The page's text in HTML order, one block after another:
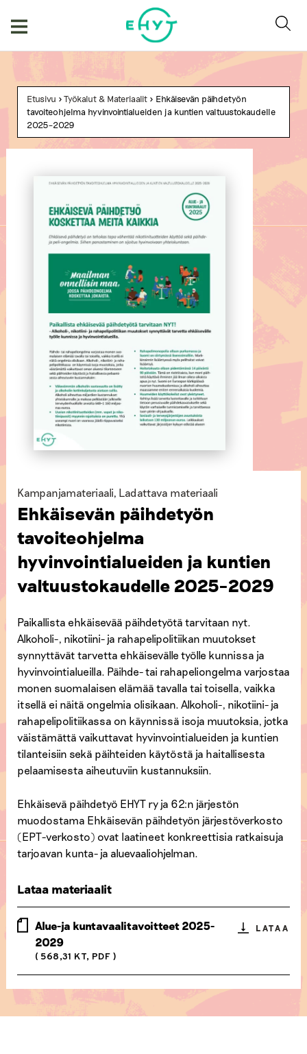
Etusivu >Työkalut & Materiaalit> Ehkäisevän päihdetyön
tavoiteohjelma hyvinvointialueiden ja kuntien valtuustokaudelle
2025–2029
Kampanjamateriaali, Ladattava materiaali
Ehkäisevän päihdetyön
tavoiteohjelma
hyvinvointialueiden ja kuntien
valtuustokaudelle 2025–2029
Paikallista ehkäisevää päihdetyötä tarvitaan nyt.
Alkoholi-, nikotiini- ja rahapelipolitiikan muutokset
synnyttävät tarvetta ehkäisevälle työlle kunnissa ja
hyvinvointialueilla. Päihde- tai rahapeliongelma varjostaa
monen suomalaisen elämää tavalla tai toisella, vaikka
itsellä ei näitä ongelmia olisikaan. Alkoholi-, nikotiini- ja
rahapelipolitiikassa on käynnissä isoja muutoksia, jotka
väistämättä vaikuttavat hyvinvointialueiden ja kuntien
tilanteisiin sekä päihteiden käytöstä ja haitallisesta
pelaamisesta aiheutuviin kustannuksiin.
Ehkäisevä päihdetyö EHYT ry ja 62:n järjestön
muodostama Ehkäisevän päihdetyön järjestöverkosto
(EPT-verkosto) ovat laatineet konkreettisia ratkaisuja
tarjoavan kunta- ja aluevaaliohjelman.
Lataa materiaalit
Alue-ja kuntavaalitavoitteet 2025-
2029
( 568,31 KT, PDF )
LATAA